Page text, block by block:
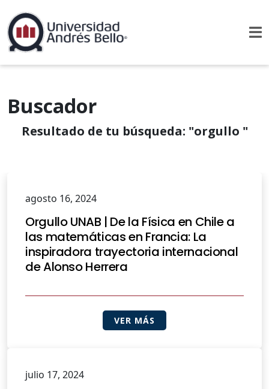
Buscador
Resultado de tu búsqueda: "orgullo "
agosto 16, 2024
Orgullo UNAB | De la Física en Chile a
las matemáticas en Francia: La
inspiradora trayectoria internacional
de Alonso Herrera
VER MÁS
julio 17, 2024